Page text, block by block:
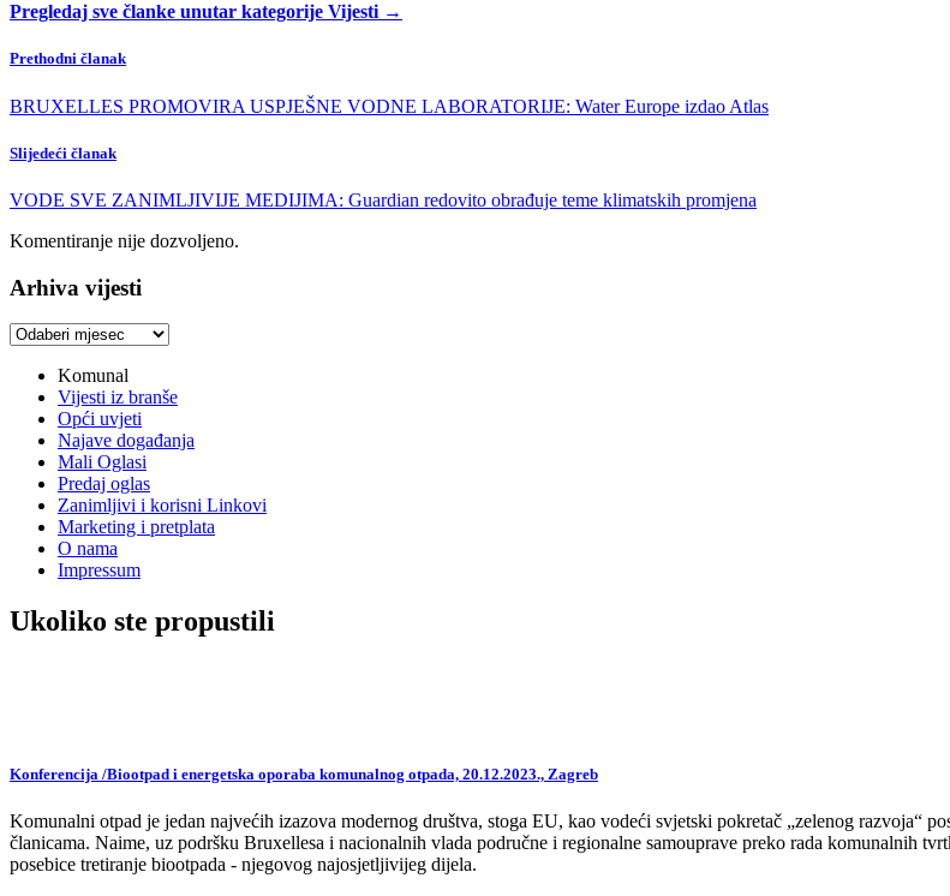
Pregledaj sve članke unutar kategorije Vijesti →
Prethodni članak
BRUXELLES PROMOVIRA USPJEŠNE VODNE LABORATORIJE: Water Europe izdao Atlas
Slijedeći članak
VODE SVE ZANIMLJIVIJE MEDIJIMA: Guardian redovito obrađuje teme klimatskih promjena
Komentiranje nije dozvoljeno.
Arhiva vijesti
Arhiva
Komunal
Vijesti iz branše
Opći uvjeti
Najave događanja
Mali Oglasi
Predaj oglas
Zanimljivi i korisni Linkovi
Marketing i pretplata
O nama
Impressum
Ukoliko ste propustili
Konferencija /Biootpad i energetska oporaba komunalnog otpada, 20.12.2023., Zagreb
Komunalni otpad je jedan najvećih izazova modernog društva, stoga EU, kao vodeći svjetski pokretač „zelenog razvoja“
članicama. Naime, uz podršku Bruxellesa i nacionalnih vlada područne i regionalne samouprave preko rada komunalnih
posebice tretiranje biootpada - njegovog najosjetljivijeg dijela.